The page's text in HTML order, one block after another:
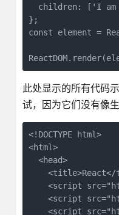
children: ['I am
};
const element =
此处显示的所有代码
试，因为它们没有像
<!DOCTYPE html>
<html>
  <head>
<title>React</
<script
<script
<script